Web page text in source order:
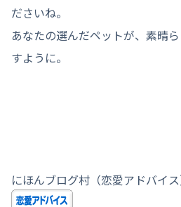
ださいね。
あなたの選んだペットが、素晴
すように。
にほんブログ村（恋愛アドバイ